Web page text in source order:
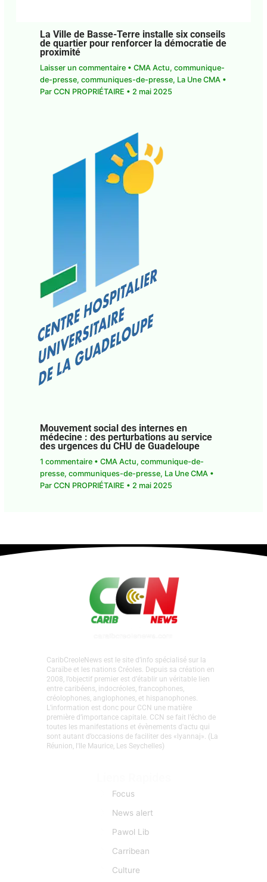
La Ville de Basse-Terre installe six conseils
de quartier pour renforcer la démocratie de
proximité
Laisser un commentaire • CMA Actu, communique-
de-presse, communiques-de-presse, La Une CMA•
Par CCN PROPRIÉTAIRE • 2 mai 2025
Mouvement social des internes en
médecine : des perturbations au service
des urgences du CHU de Guadeloupe
1 commentaire • CMA Actu, communique-de-
presse, communiques-de-presse, La Une CMA •
Par CCN PROPRIÉTAIRE • 2 mai 2025
CaribCreoleNews est le site d’info spécialisé sur la
Caraïbe et les nations Créoles. Depuis sa création en
2008, l’objectif premier est d’établir un véritable lien
entre caribéens, indocréoles, francophones,
créolophones, anglophones, et hispanophones.
L’information est donc pour CCN une matière
première d’importance capitale. CCN se fait l’écho de
toutes les manifestations et évènements d'actu qui
sont autant d’occasions de faciliter des «lyannaj». (La
Réunion, l'Ile Maurice, Les Seychelles)
Focus
News alert
Pawol Lib
Carribean
Culture